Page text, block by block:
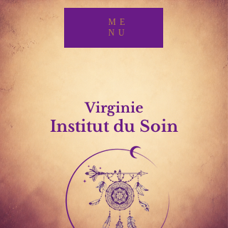
ME
NU
Virginie
Institut du Soin